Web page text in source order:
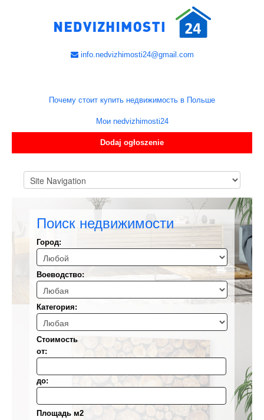
info.nedvizhimosti24@gmail.com
Почему стоит купить недвижимость в Польше
Мои nedvizhimosti24
Dodaj ogłoszenie
Поиск недвижимости
Город:
Воеводствo:
Категория:
Стоимость
от:
до:
Площадь м2